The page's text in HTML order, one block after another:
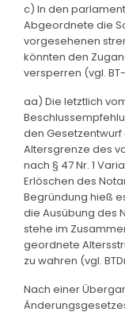
c) In den
Abgeordnete die
vorgesehenen
könnten den
versperren (vgl. BT-
aa) Die letztlich
den
Altersgrenze des
nach § 47 Nr. 1
Erlöschen des
Begründung hieß
die Ausübung des
stehe im
geordnete
zu wahren (vgl.
Nach einer